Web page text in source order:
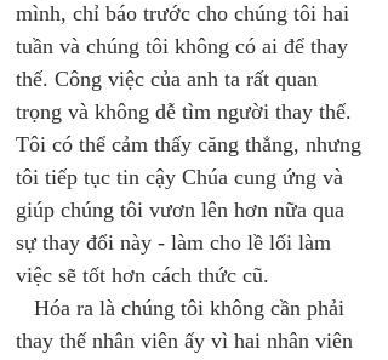
mình, chỉ báo trước cho chúng tôi hai
tuần và chúng tôi không có ai để thay
thế. Công việc của anh ta rất quan
trọng và không dễ tìm người thay thế.
Tôi có thể cảm thấy căng thẳng, nhưng
tôi tiếp tục tin cậy Chúa cung ứng và
giúp chúng tôi vươn lên hơn nữa qua
sự thay đổi này - làm cho lề lối làm
việc sẽ tốt hơn cách thức cũ.
Hóa ra là chúng tôi không cần phải
thay thế nhân viên ấy vì hai nhân viên